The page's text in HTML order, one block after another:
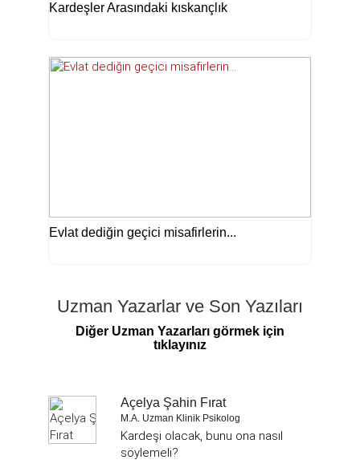
Kardeşler Arasındaki kıskançlık
Evlat dediğin geçici misafirlerin...
Uzman Yazarlar ve Son Yazıları
Diğer Uzman Yazarları görmek için
tıklayınız
Açelya Şahin Fırat
M.A. Uzman Klinik Psikolog
Kardeşi olacak, bunu ona nasıl
söylemeli?